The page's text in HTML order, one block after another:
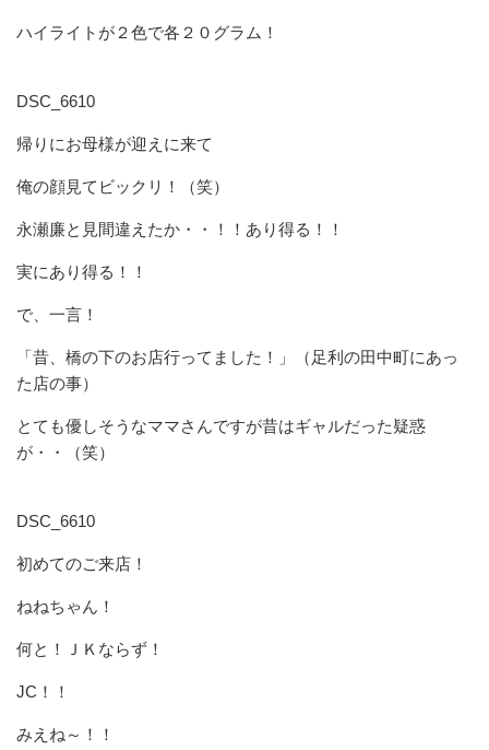
ハイライトが２色で各２０グラム！
DSC_6610
帰りにお母様が迎えに来て
俺の顔見てビックリ！（笑）
永瀬廉と見間違えたか・・！！あり得る！！
実にあり得る！！
で、一言！
「昔、橋の下のお店行ってました！」（足利の田中町にあっ
た店の事）
とても優しそうなママさんですが昔はギャルだった疑惑
が・・（笑）
DSC_6610
初めてのご来店！
ねねちゃん！
何と！ＪＫならず！
JC！！
みえね～！！